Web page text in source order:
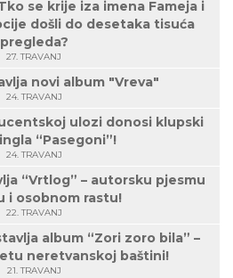
se krije iza imena Fameja i
došli do desetaka tisuća
pregleda?
27. TRAVANJ
novi album "Vreva"
24. TRAVANJ
ulozi donosi klupski
“Pasegoni”!
24. TRAVANJ
“Vrtlog” – autorsku pjesmu
i osobnom rastu!
22. TRAVANJ
album “Zori zoro bila” –
neretvanskoj baštini!
21. TRAVANJ